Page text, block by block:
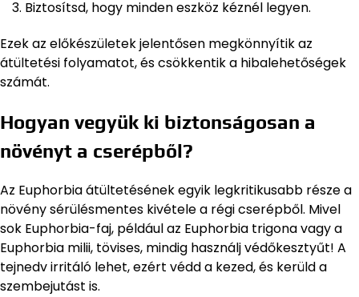
Biztosítsd, hogy minden eszköz kéznél legyen.
Ezek az előkészületek jelentősen megkönnyítik az
átültetési folyamatot, és csökkentik a hibalehetőségek
számát.
Hogyan vegyük ki biztonságosan a
növényt a cserépből?
Az Euphorbia átültetésének egyik legkritikusabb része a
növény sérülésmentes kivétele a régi cserépből. Mivel
sok Euphorbia-faj, például az Euphorbia trigona vagy a
Euphorbia milii, tövises, mindig használj védőkesztyűt! A
tejnedv irritáló lehet, ezért védd a kezed, és kerüld a
szembejutást is.